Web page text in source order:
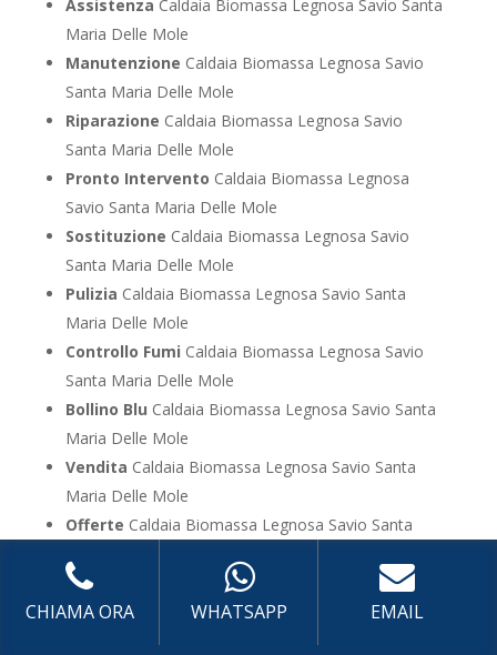
Assistenza Caldaia Biomassa Legnosa Savio Santa
Maria Delle Mole
Manutenzione Caldaia Biomassa Legnosa Savio
Santa Maria Delle Mole
Riparazione Caldaia Biomassa Legnosa Savio
Santa Maria Delle Mole
Pronto Intervento Caldaia Biomassa Legnosa
Savio Santa Maria Delle Mole
Sostituzione Caldaia Biomassa Legnosa Savio
Santa Maria Delle Mole
Pulizia Caldaia Biomassa Legnosa Savio Santa
Maria Delle Mole
Controllo Fumi Caldaia Biomassa Legnosa Savio
Santa Maria Delle Mole
Bollino Blu Caldaia Biomassa Legnosa Savio Santa
Maria Delle Mole
Vendita Caldaia Biomassa Legnosa Savio Santa
Maria Delle Mole
Offerte Caldaia Biomassa Legnosa Savio Santa
UTILIZZA IL FORM PER RICHIEDERE ASSISTENZA PER
CHIAMA ORA WHATSAPP EMAIL